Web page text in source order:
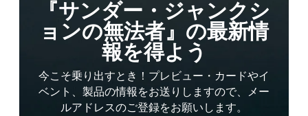
『サンダー・ジャンクシ
ョンの無法者』の最新情
報を得よう
今こそ乗り出すとき！プレビュー・カードやイ
ベント、製品の情報をお送りしますので、メー
ルアドレスのご登録をお願いします。